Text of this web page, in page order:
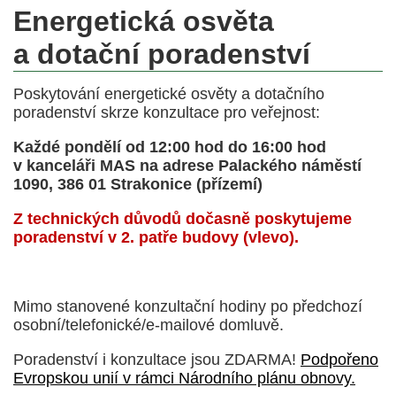
Energetická osvěta
a dotační poradenství
Poskytování energetické osvěty a dotačního
poradenství skrze konzultace pro veřejnost:
Každé pondělí od 12:00 hod do 16:00 hod
v kanceláři MAS na adrese Palackého náměstí
1090, 386 01 Strakonice (přízemí)
Z technických důvodů dočasně poskytujeme
poradenství v 2. patře budovy (vlevo).
Mimo stanovené konzultační hodiny po předchozí
osobní/telefonické/e-mailové domluvě.
Poradenství i konzultace jsou ZDARMA! Podpořeno
Evropskou unií v rámci Národního plánu obnovy.